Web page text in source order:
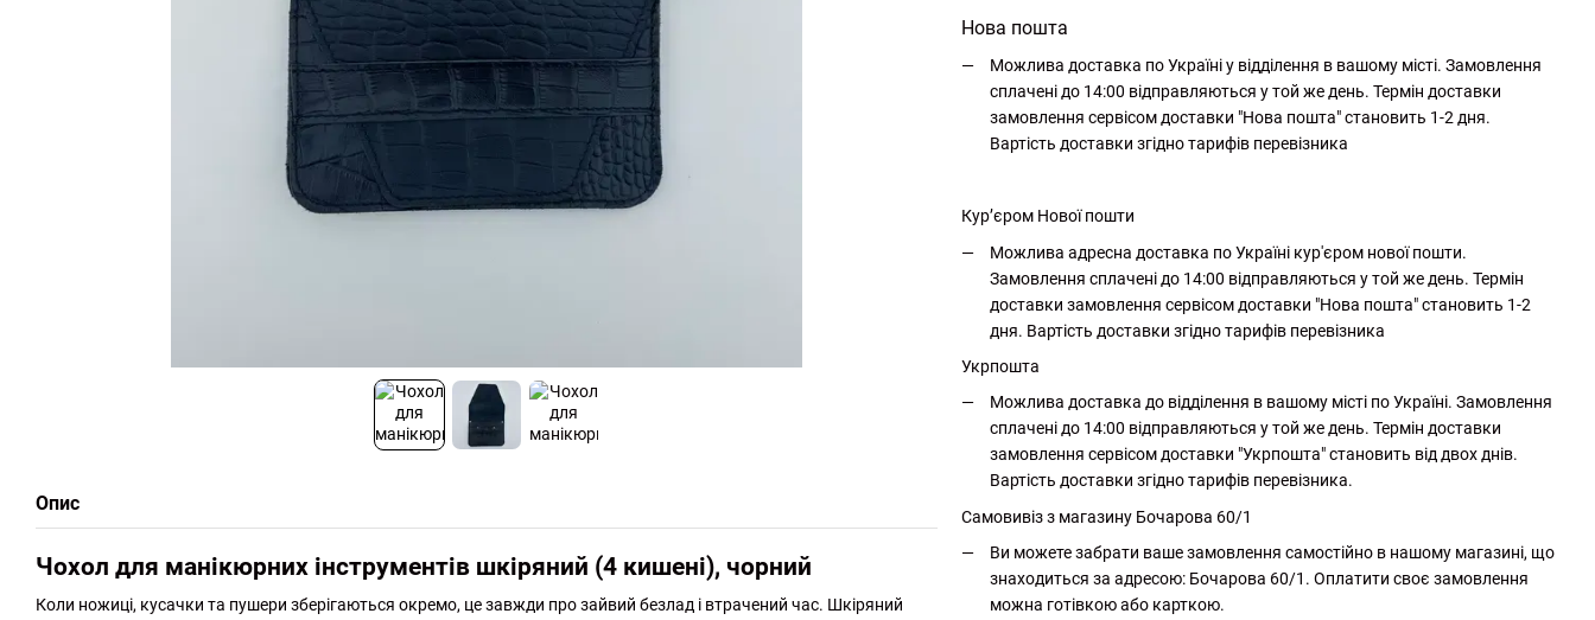
Опис
Чохол для манікюрних інструментів шкіряний (4 кишені), чорний
Коли ножиці, кусачки та пушери зберігаються окремо, це завжди про зайвий безлад і втрачений час. Шкіряний
Нова пошта
Можлива доставка по Україні у відділення в вашому місті. Замовлення
сплачені до 14:00 відправляються у той же день. Термін доставки
замовлення сервісом доставки "Нова пошта" становить 1-2 дня.
Вартість доставки згідно тарифів перевізника
Кур’єром Нової пошти
Можлива адресна доставка по Україні кур'єром нової пошти.
Замовлення сплачені до 14:00 відправляються у той же день. Термін
доставки замовлення сервісом доставки "Нова пошта" становить 1-2
дня. Вартість доставки згідно тарифів перевізника
Укрпошта
Можлива доставка до відділення в вашому місті по Україні. Замовлення
сплачені до 14:00 відправляються у той же день. Термін доставки
замовлення сервісом доставки "Укрпошта" становить від двох днів.
Вартість доставки згідно тарифів перевізника.
Самовивіз з магазину Бочарова 60/1
Ви можете забрати ваше замовлення самостійно в нашому магазині, що
знаходиться за адресою: Бочарова 60/1. Оплатити своє замовлення
можна готівкою або карткою.